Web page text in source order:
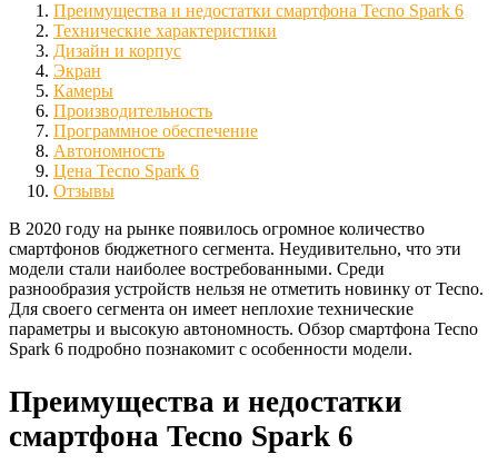
Преимущества и недостатки смартфона Tecno Spark 6
Технические характеристики
Дизайн и корпус
Экран
Камеры
Производительность
Программное обеспечение
Автономность
Цена Tecno Spark 6
Отзывы
В 2020 году на рынке появилось огромное количество
смартфонов бюджетного сегмента. Неудивительно, что эти
модели стали наиболее востребованными. Среди
разнообразия устройств нельзя не отметить новинку от Tecno.
Для своего сегмента он имеет неплохие технические
параметры и высокую автономность. Обзор смартфона Tecno
Spark 6 подробно познакомит с особенности модели.
Преимущества и недостатки
смартфона Tecno Spark 6